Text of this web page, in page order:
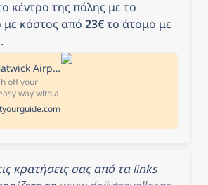
κέντρο της πόλης με το
με κόστος από 23€ το άτομο με
London: Gatwick Airport to Central London Roundtrip Transfer
off your
way with a
bus transfer
Airport to the
Avoid
κρατήσεις σας από τα links